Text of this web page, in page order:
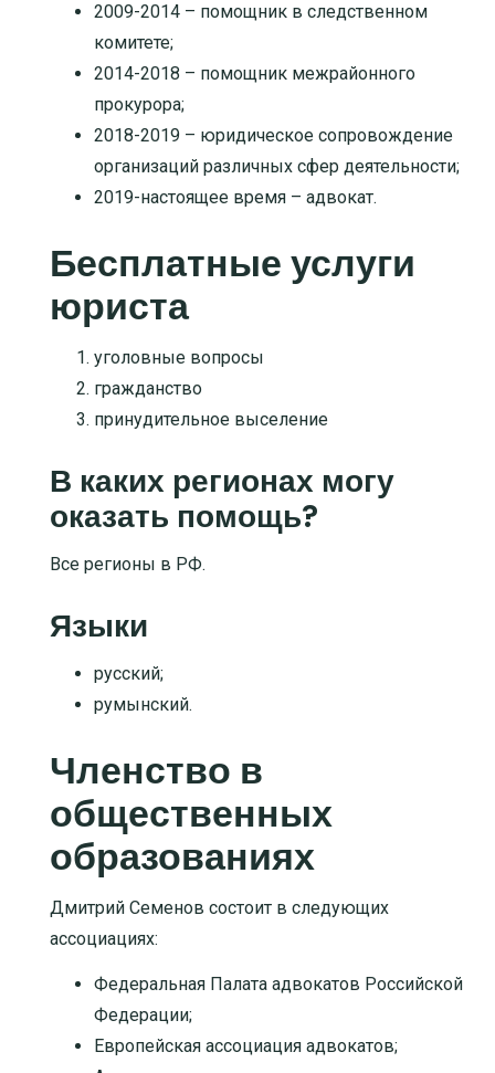
2009-2014 – помощник в следственном
комитете;
2014-2018 – помощник межрайонного
прокурора;
2018-2019 – юридическое сопровождение
организаций различных сфер деятельности;
2019-настоящее время – адвокат.
Бесплатные услуги
юриста
уголовные вопросы
гражданство
принудительное выселение
В каких регионах могу
оказать помощь?
Все регионы в РФ.
Языки
русский;
румынский.
Членство в
общественных
образованиях
Дмитрий Семенов состоит в следующих
ассоциациях:
Федеральная Палата адвокатов Российской
Федерации;
Европейская ассоциация адвокатов;